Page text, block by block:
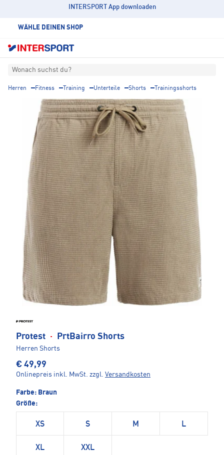
INTERSPORT App downloaden
WÄHLE DEINEN SHOP
Wonach suchst du?
Herren Fitness Training Unterteile Shorts Trainingsshorts
Protest · PrtBairro Shorts
Herren Shorts
€ 49,99
Onlinepreis inkl. MwSt. zzgl. Versandkosten
Farbe: Braun
Größe:
XS S M L
XL XXL